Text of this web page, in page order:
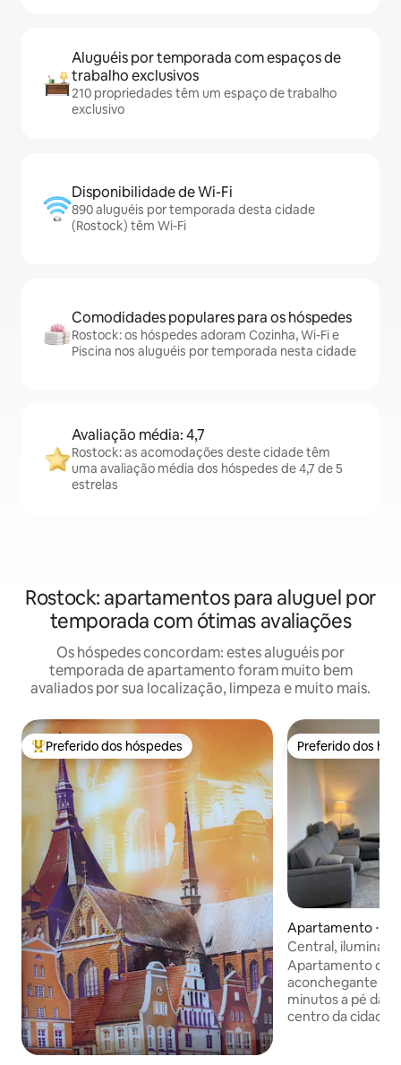
Aluguéis por temporada com espaços de
trabalho exclusivos
210 propriedades têm um espaço de trabalho
exclusivo
Disponibilidade de Wi-Fi
890 aluguéis por temporada desta cidade
(Rostock) têm Wi-Fi
Comodidades populares para os hóspedes
Rostock: os hóspedes adoram Cozinha, Wi-Fi e
Piscina nos aluguéis por temporada nesta cidade
Avaliação média: 4,7
Rostock: as acomodações deste cidade têm
uma avaliação média dos hóspedes de 4,7 de 5
estrelas
Rostock: apartamentos para aluguel por
temporada com ótimas avaliações
Os hóspedes concordam: estes aluguéis por
temporada de apartamento foram muito bem
avaliados por sua localização, limpeza e muito mais.
Entre os melhores preferidos dos hóspedes
Preferido dos hóspedes Preferido dos
Preferido dos
Apartamento ⋅
Central,
Apartamento de
aconchegante no
minutos a pé da
centro da cidade,